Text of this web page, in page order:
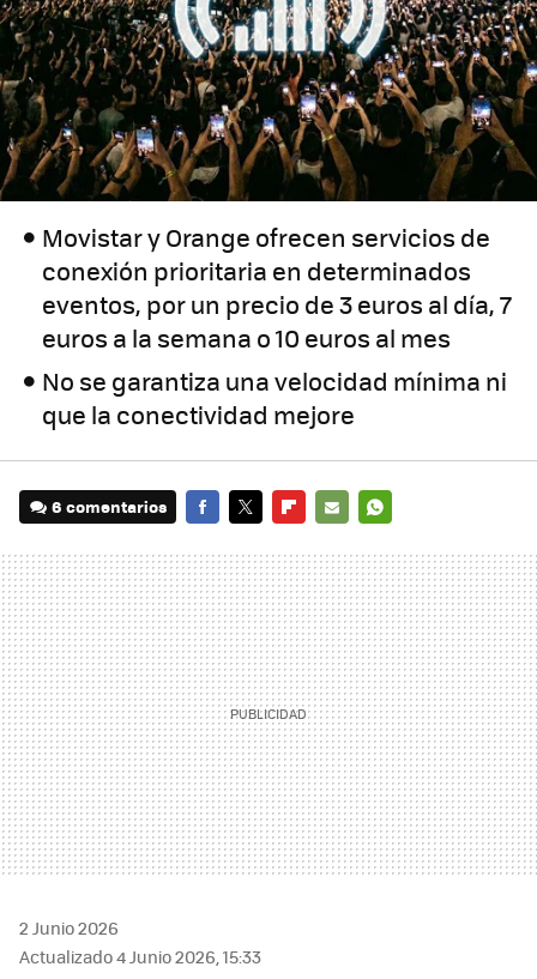
Movistar y Orange ofrecen servicios de
conexión prioritaria en determinados
eventos, por un precio de 3 euros al día, 7
euros a la semana o 10 euros al mes
No se garantiza una velocidad mínima ni
que la conectividad mejore
6 comentarios
MAIL
2 Junio 2026
Actualizado 4 Junio 2026, 15:33